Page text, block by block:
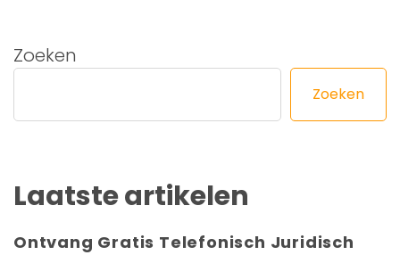
Zoeken
Zoeken
Laatste artikelen
Ontvang Gratis Telefonisch Juridisch